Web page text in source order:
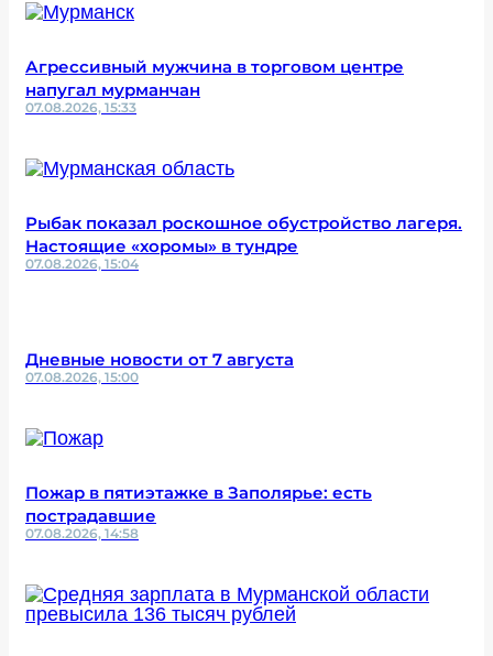
Агрессивный мужчина в торговом центре
напугал мурманчан
07.08.2026, 15:33
Рыбак показал роскошное обустройство лагеря.
Настоящие «хоромы» в тундре
07.08.2026, 15:04
Дневные новости от 7 августа
07.08.2026, 15:00
Пожар в пятиэтажке в Заполярье: есть
пострадавшие
07.08.2026, 14:58